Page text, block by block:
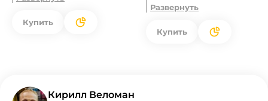
Купить
Развернуть
Купить
Кирилл Веломан